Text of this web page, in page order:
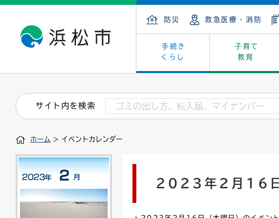
防災 救急医療・消防
手続き
くらし
子育て
教育
戸籍・住民の手続き 保険・年金
住まい・建築 墓地・斎場
税金
道路・交通・河川
印鑑登録証明書 戸籍謄本・抄本
子育て・青少年・若者 教育
看護専門学校 学級閉鎖
小学校一覧
健康・医療 福祉
介護保険 保
文化・芸術 文化財
浜松・浜名湖だいすきネット は
産業振興 カーボンニュートラル
発注情報(入札・契約) 福祉・介護
募集
市の概要 庁舎案内
外郭団体 統計
職員採用
行政区
会議 情報公開・個人情報
サイト内を検索
ホーム > イベントカレンダー
2023年2月16日